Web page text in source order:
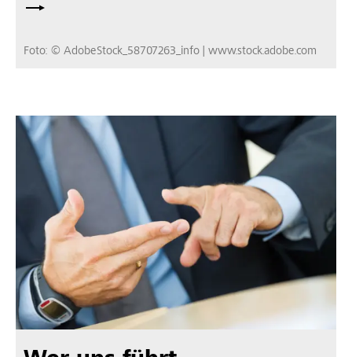
Foto: © AdobeStock_58707263_info | www.stock.adobe.com